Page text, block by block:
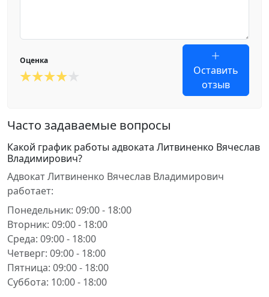
Оценка
Оставить
отзыв
Часто задаваемые вопросы
Какой график работы адвоката Литвиненко Вячеслав
Владимирович?
Адвокат Литвиненко Вячеслав Владимирович
работает:
Понедельник: 09:00 - 18:00
Вторник: 09:00 - 18:00
Среда: 09:00 - 18:00
Четверг: 09:00 - 18:00
Пятница: 09:00 - 18:00
Суббота: 10:00 - 18:00